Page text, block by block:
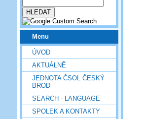
Menu
ÚVOD
AKTUÁLNĚ
JEDNOTA ČSOL ČESKÝ
BROD
SEARCH - LANGUAGE
SPOLEK A KONTAKTY